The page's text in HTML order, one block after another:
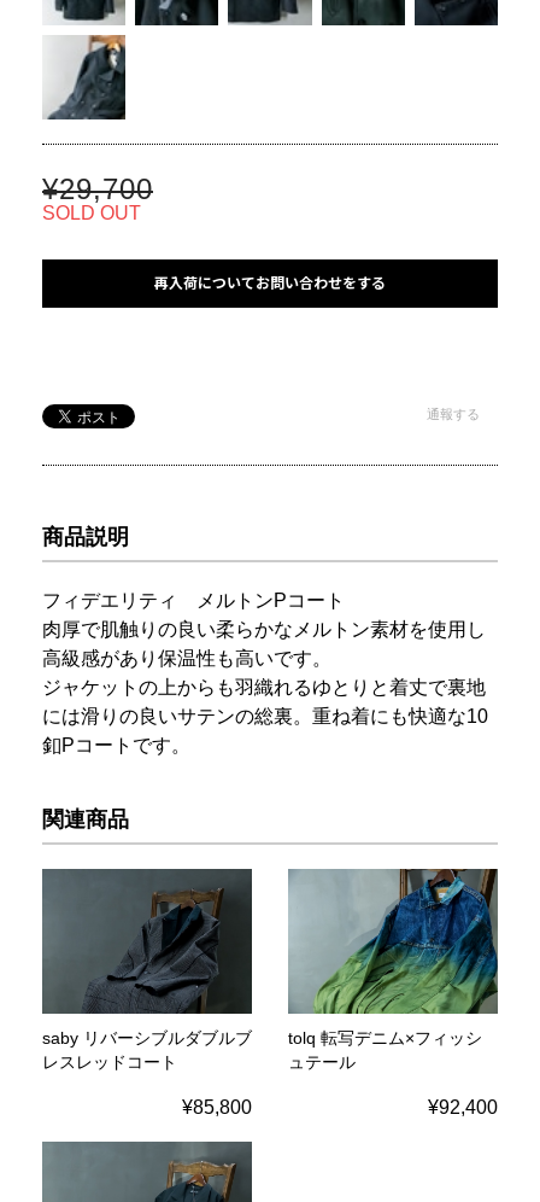
¥29,700
SOLD OUT
再入荷についてお問い合わせをする
通報する
商品説明
フィデエリティ メルトンPコート
肉厚で肌触りの良い柔らかなメルトン素材を使用し
高級感があり保温性も高いです。
ジャケットの上からも羽織れるゆとりと着丈で裏地
には滑りの良いサテンの総裏。重ね着にも快適な10
釦Pコートです。
関連商品
saby リバーシブルダブルブ
レスレッドコート
¥85,800
tolq 転写デニム×フィッシ
ュテール
¥92,400